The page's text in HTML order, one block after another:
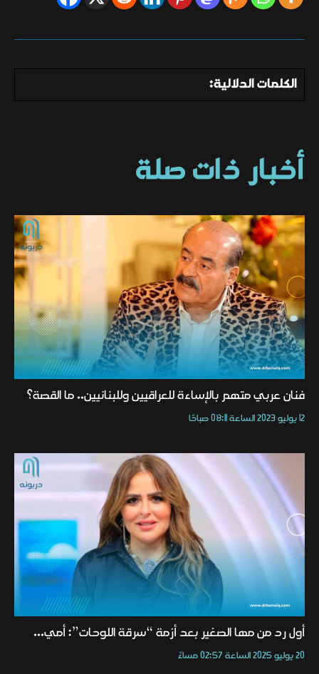
الكلمات الدلالية:
أخبار ذات صلة
فنان عربي متهم بالإساءة للعراقيين وللبنانيين.. ما القصة؟
12 يوليو 2023 الساعة 08:11 صباحًا
أول رد من مها الصغير بعد أزمة “سرقة اللوحات”: أمي...
20 يوليو 2025 الساعة 02:57 مساءً